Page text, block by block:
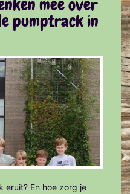
mee over
pumptrack in
eruit? En hoe zorg je